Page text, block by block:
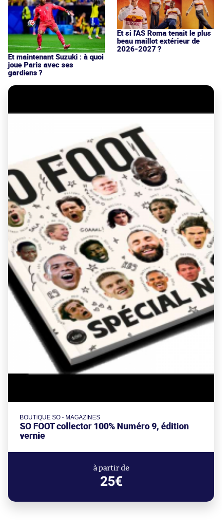
Et maintenant Suzuki : à quoi
joue Paris avec ses
gardiens ?
Et si l'AS Roma tenait le plus
beau maillot extérieur de
2026-2027 ?
BOUTIQUE SO - MAGAZINES
SO FOOT collector 100% Numéro 9, édition
vernie
à partir de
25€